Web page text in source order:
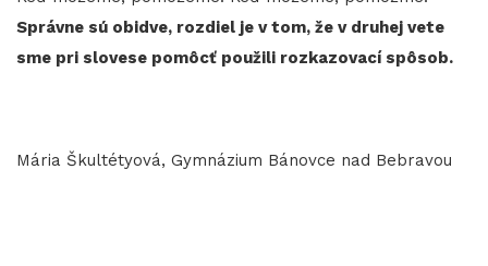
Správne sú obidve, rozdiel je v tom, že v druhej vete
sme pri slovese pomôcť použili rozkazovací spôsob.
Mária Škultétyová, Gymnázium Bánovce nad Bebravou